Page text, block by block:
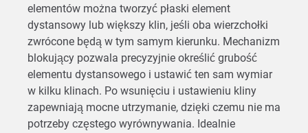
elementów można tworzyć płaski element
dystansowy lub większy klin, jeśli oba wierzchołki
zwrócone będą w tym samym kierunku. Mechanizm
blokujący pozwala precyzyjnie określić grubość
elementu dystansowego i ustawić ten sam wymiar
w kilku klinach. Po wsunięciu i ustawieniu kliny
zapewniają mocne utrzymanie, dzięki czemu nie ma
potrzeby częstego wyrównywania. Idealnie